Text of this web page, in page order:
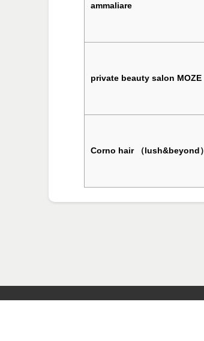
ammaliare
private beauty salon MOZE
Corno hair （lush&beyond）